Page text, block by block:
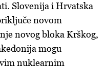
Slovenija i Hrvatska
novom
novog bloka Krškog,
mogu
nuklearnim